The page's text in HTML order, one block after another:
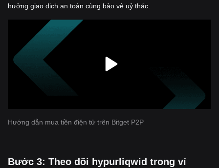
hưởng giao dịch an toàn cùng bảo vệ uỷ thác.
Hướng dẫn mua tiền điện tử trên Bitget P2P
‌Bước 3: Theo dõi hypurliqwid trong ví